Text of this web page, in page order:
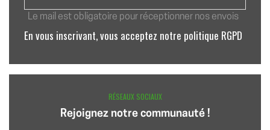
Le mail est obligatoire pour réceptionner nos envois
En vous inscrivant, vous acceptez notre politique RGPD
RÉSEAUX SOCIAUX
Rejoignez notre communauté !